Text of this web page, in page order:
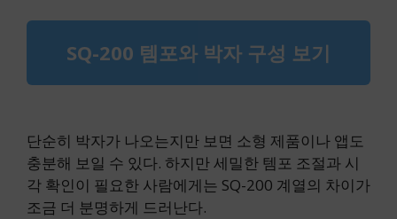
SQ-200 템포와 박자 구성 보기
단순히 박자가 나오는지만 보면 소형 제품이나 앱도
충분해 보일 수 있다. 하지만 세밀한 템포 조절과 시
각 확인이 필요한 사람에게는 SQ-200 계열의 차이가
조금 더 분명하게 드러난다.